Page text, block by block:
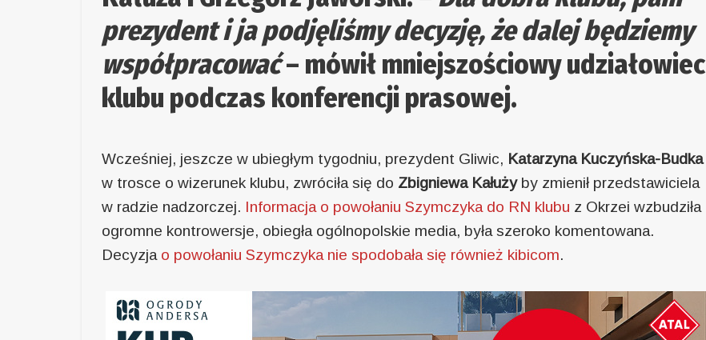
prezydent i ja podjęliśmy decyzję, że dalej będziemy
współpracować– mówił mniejszościowy udziałowiec
klubu podczas konferencji prasowej.
Wcześniej, jeszcze w ubiegłym tygodniu, prezydent Gliwic, Katarzyna Kuczyńska-Budka
w trosce o wizerunek klubu, zwróciła się do Zbigniewa Kałużyby zmienił przedstawiciela
w radzie nadzorczej. Informacja o powołaniu Szymczyka do RN klubu z Okrzei wzbudziła
ogromne kontrowersje, obiegła ogólnopolskie media, była szeroko komentowana.
Decyzja o powołaniu Szymczyka nie spodobała się również kibicom.